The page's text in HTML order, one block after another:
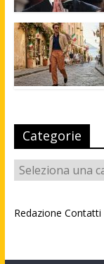
Categorie
Categorie
Redazione Contatti